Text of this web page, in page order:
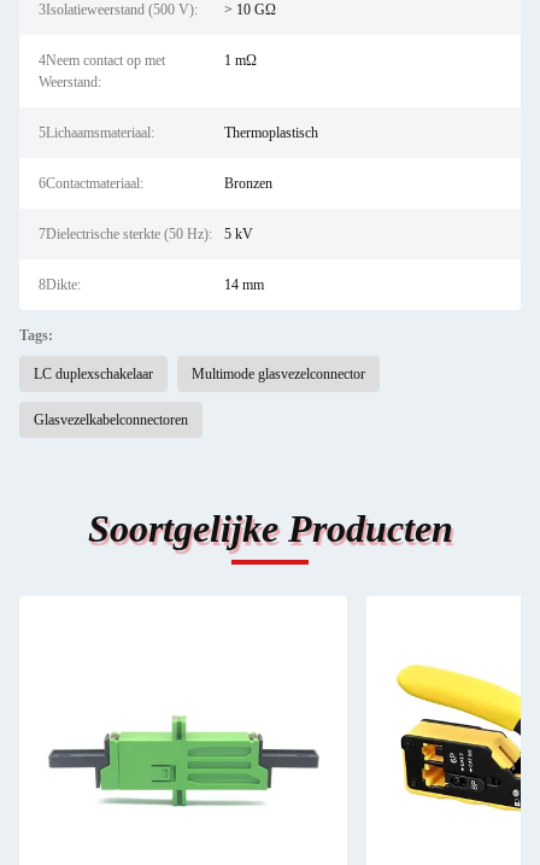
3Isolatieweerstand (500 V): > 10 GΩ
4Neem contact op met
Weerstand:
1 mΩ
5Lichaamsmateriaal: Thermoplastisch
6Contactmateriaal: Bronzen
7Dielectrische sterkte (50 Hz): 5 kV
8Dikte: 14 mm
Tags:
LC duplexschakelaar Multimode glasvezelconnector
Glasvezelkabelconnectoren
Soortgelijke Producten